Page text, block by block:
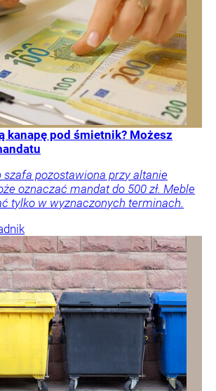
kanapę pod śmietnik? Możesz
szafa pozostawiona przy altanie
oznaczać mandat do 500 zł. Meble
tylko w wyznaczonych terminach.